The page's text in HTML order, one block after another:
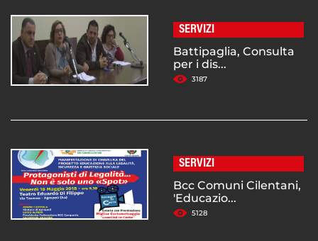
SERVIZI
Battipaglia, Consulta
per i dis...
3187
SERVIZI
Bcc Comuni Cilentani,
'Educazio...
5128